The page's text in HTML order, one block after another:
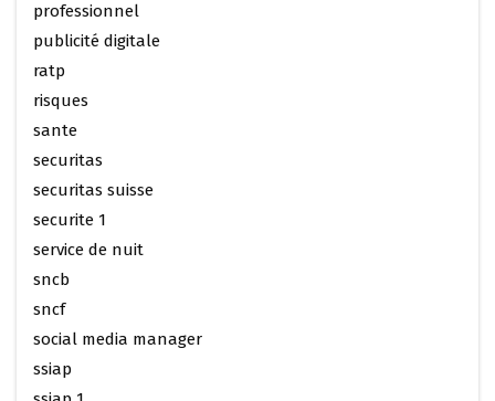
professionnel
publicité digitale
ratp
risques
sante
securitas
securitas suisse
securite 1
service de nuit
sncb
sncf
social media manager
ssiap